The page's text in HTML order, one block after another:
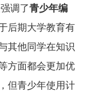
调了青少年编
后期大学教育有
其他同学在知识
方面都会更加优
但青少年使用计